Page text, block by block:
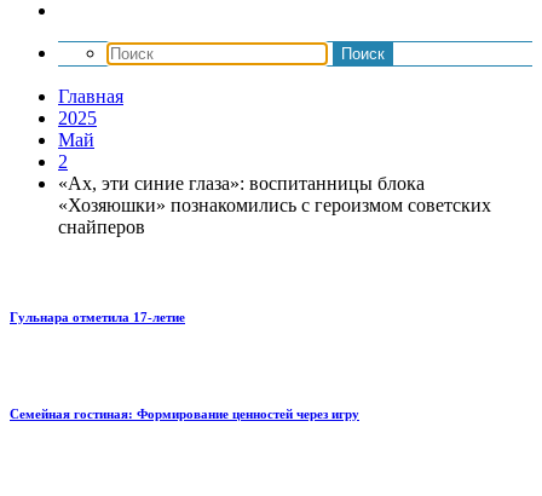
Главная
2025
Май
2
«Ах, эти синие глаза»: воспитанницы блока
«Хозяюшки» познакомились с героизмом советских
снайперов
Гульнара отметила 17‑летие
Семейная гостиная: Формирование ценностей через игру